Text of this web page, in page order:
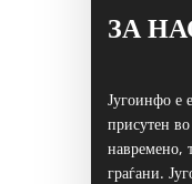
ЗА
Југоинфо е
присутен
навремено,
граѓани.